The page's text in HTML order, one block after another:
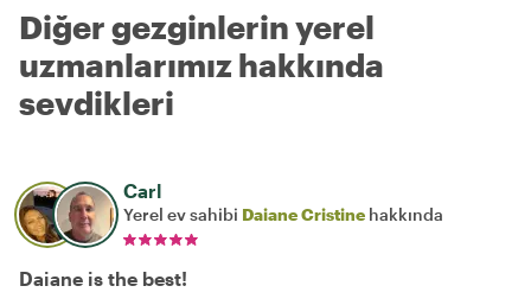
Diğer gezginlerin yerel
uzmanlarımız hakkında
sevdikleri
Carl
Yerel ev sahibi Daiane Cristine hakkında
Daiane is the best!